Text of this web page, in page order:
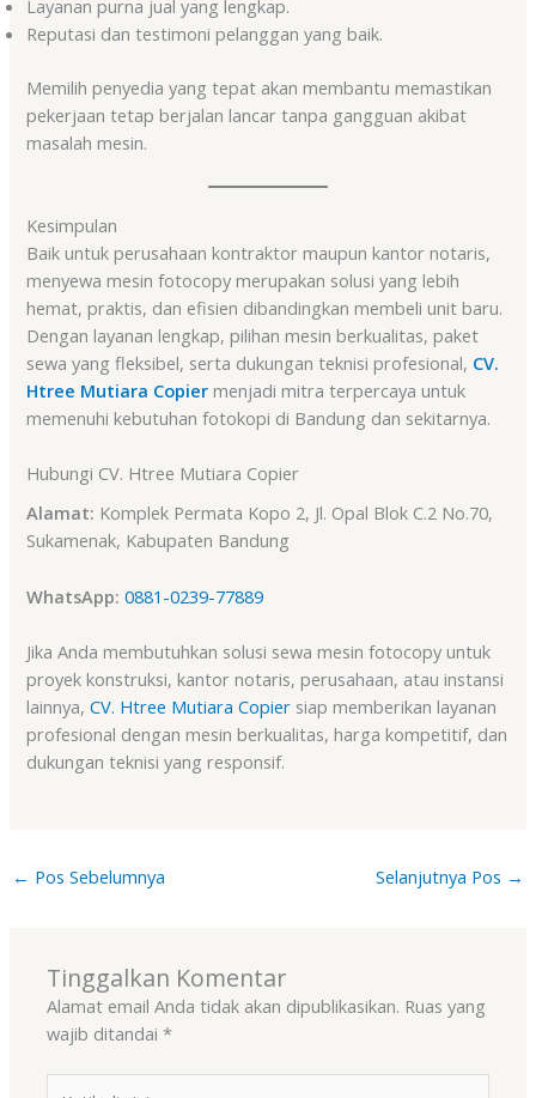
Layanan purna jual yang lengkap.
Reputasi dan testimoni pelanggan yang baik.
Memilih penyedia yang tepat akan membantu memastikan
pekerjaan tetap berjalan lancar tanpa gangguan akibat
masalah mesin.
Kesimpulan
Baik untuk perusahaan kontraktor maupun kantor notaris,
menyewa mesin fotocopy merupakan solusi yang lebih
hemat, praktis, dan efisien dibandingkan membeli unit baru.
Dengan layanan lengkap, pilihan mesin berkualitas, paket
sewa yang fleksibel, serta dukungan teknisi profesional, CV.
Htree Mutiara Copier menjadi mitra terpercaya untuk
memenuhi kebutuhan fotokopi di Bandung dan sekitarnya.
Hubungi CV. Htree Mutiara Copier
Alamat: Komplek Permata Kopo 2, Jl. Opal Blok C.2 No.70,
Sukamenak, Kabupaten Bandung
WhatsApp: 0881-0239-77889
Jika Anda membutuhkan solusi sewa mesin fotocopy untuk
proyek konstruksi, kantor notaris, perusahaan, atau instansi
lainnya,CV. Htree Mutiara Copier siap memberikan layanan
profesional dengan mesin berkualitas, harga kompetitif, dan
dukungan teknisi yang responsif.
← Pos Sebelumnya Selanjutnya Pos →
Tinggalkan Komentar
Alamat email Anda tidak akan dipublikasikan. Ruas yang
wajib ditandai*